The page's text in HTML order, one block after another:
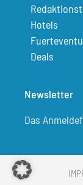
Hotels
Deals
Newsletter
Das